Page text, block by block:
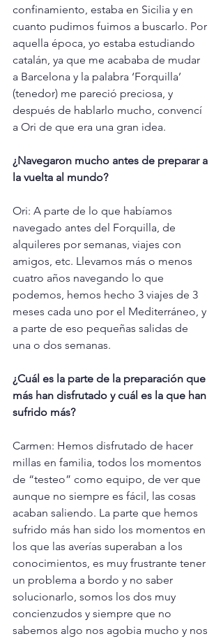
confinamiento, estaba en Sicilia y en
cuanto pudimos fuimos a buscarlo. Por
aquella época, yo estaba estudiando
catalán, ya que me acababa de mudar
a Barcelona y la palabra ‘Forquilla’
(tenedor) me pareció preciosa, y
después de hablarlo mucho, convencí
a Ori de que era una gran idea.
¿Navegaron mucho antes de preparar a
la vuelta al mundo?
Ori: A parte de lo que habíamos
navegado antes del Forquilla, de
alquileres por semanas, viajes con
amigos, etc. Llevamos más o menos
cuatro años navegando lo que
podemos, hemos hecho 3 viajes de 3
meses cada uno por el Mediterráneo, y
a parte de eso pequeñas salidas de
una o dos semanas.
¿Cuál es la parte de la preparación que
más han disfrutado y cuál es la que han
sufrido más?
Carmen: Hemos disfrutado de hacer
millas en familia, todos los momentos
de “testeo” como equipo, de ver que
aunque no siempre es fácil, las cosas
acaban saliendo. La parte que hemos
sufrido más han sido los momentos en
los que las averías superaban a los
conocimientos, es muy frustrante tener
un problema a bordo y no saber
solucionarlo, somos los dos muy
concienzudos y siempre que no
sabemos algo nos agobia mucho y nos